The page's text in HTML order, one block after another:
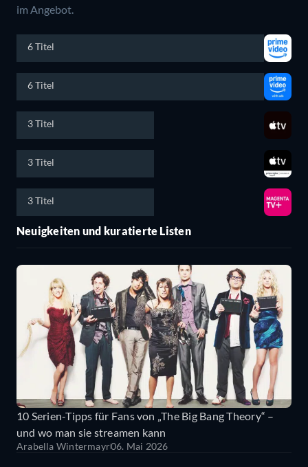
im Angebot.
6 Titel
6 Titel
3 Titel
3 Titel
3 Titel
Neuigkeiten und kuratierte Listen
10 Serien-Tipps für Fans von „The Big Bang Theory“ –
und wo man sie streamen kann
Arabella Wintermayr06. Mai 2026